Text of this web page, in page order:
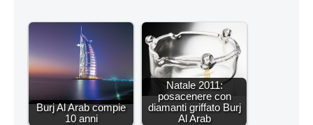
Burj Al Arab compie
10 anni
Natale 2011:
posacenere con
diamanti griffato Burj
Al Arab